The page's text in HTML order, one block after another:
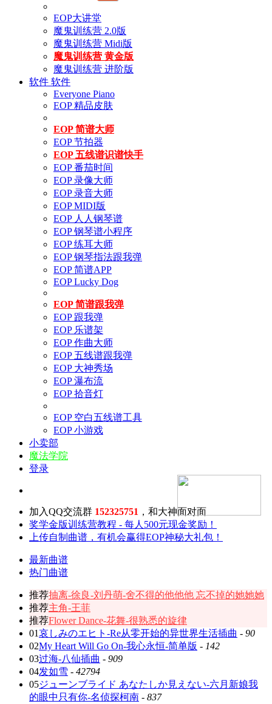
EOP大讲堂
魔鬼训练营 2.0版
魔鬼训练营 Midi版
魔鬼训练营 黄金版
魔鬼训练营 进阶版
软件 软件
Everyone Piano
EOP 精品皮肤
EOP 简谱大师
EOP 节拍器
EOP 五线谱识谱快手
EOP 番茄时间
EOP 录像大师
EOP 录音大师
EOP MIDI版
EOP 人人钢琴谱
EOP 钢琴谱小程序
EOP 练耳大师
EOP 钢琴指法跟我弹
EOP 简谱APP
EOP Lucky Dog
EOP 简谱跟我弹
EOP 跟我弹
EOP 乐谱架
EOP 作曲大师
EOP 五线谱跟我弹
EOP 大神秀场
EOP 瀑布流
EOP 拾音灯
EOP 空白五线谱工具
EOP 小游戏
小卖部
魔法学院
登录
加入QQ交流群 152325751 ，和大神面对面
奖学金版训练营教程 - 每人500元现金奖励！
上传自制曲谱，有机会赢得EOP神秘大礼包！
最新曲谱
热门曲谱
推荐抽离-徐良-刘丹萌-舍不得的他他他 忘不掉的她她她
推荐主角-王菲
推荐Flower Dance-花舞-很熟悉的旋律
01哀しみのエヒト-Re从零开始的异世界生活插曲 - 90
02My Heart Will Go On-我心永恒-简单版 - 142
03过海-八仙插曲 - 909
04发如雪 - 42794
05ジューンブライド あなたしか見えない-六月新娘我
的眼中只有你-名侦探柯南 - 837